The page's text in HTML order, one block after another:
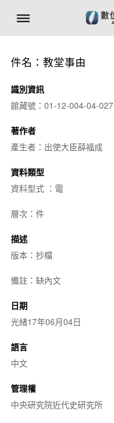
件名：教堂事由
識別資訊
館藏號：01-12-004-04-027
著作者
產生者：出使大臣薛福成
資料類型
資料型式 ：電
層次：件
描述
版本：抄檔
備註：缺內文
日期
光緒17年06月04日
語言
中文
管理權
中央研究院近代史研究所